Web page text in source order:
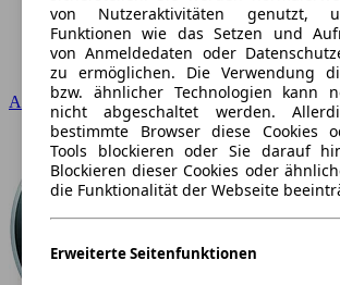
Audi
von Nutzeraktivitäten genutzt,
Funktionen wie das Setzen und
von Anmeldedaten oder
zu ermöglichen. Die Verwendung
bzw. ähnlicher Technologien kann
nicht abgeschaltet werden.
bestimmte Browser diese Cookies
Tools blockieren oder Sie darauf
Blockieren dieser Cookies oder
die Funktionalität der Webseite
Erweiterte Seitenfunktionen